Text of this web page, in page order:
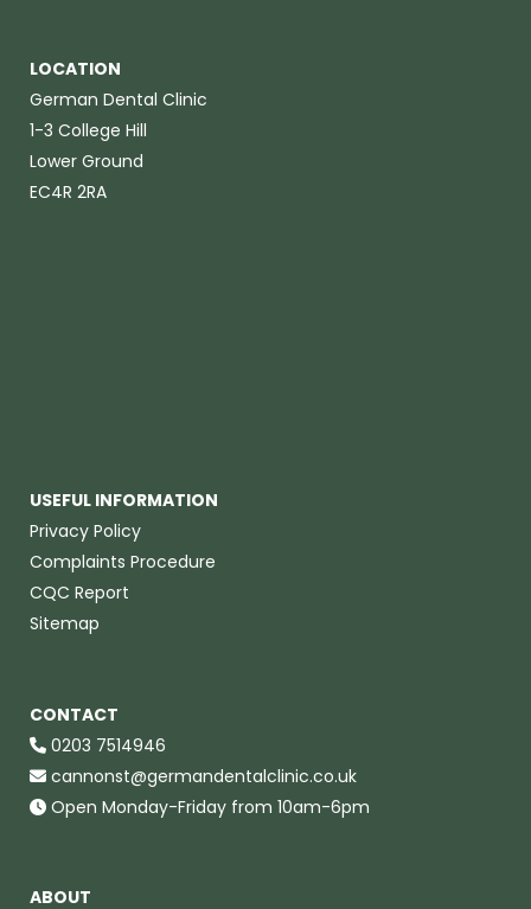
LOCATION
German Dental Clinic
1-3 College Hill
Lower Ground
EC4R 2RA
USEFUL INFORMATION
Privacy Policy
Complaints Procedure
CQC Report
Sitemap
CONTACT
0203 7514946
cannonst@germandentalclinic.co.uk
Open Monday-Friday from 10am-6pm
ABOUT